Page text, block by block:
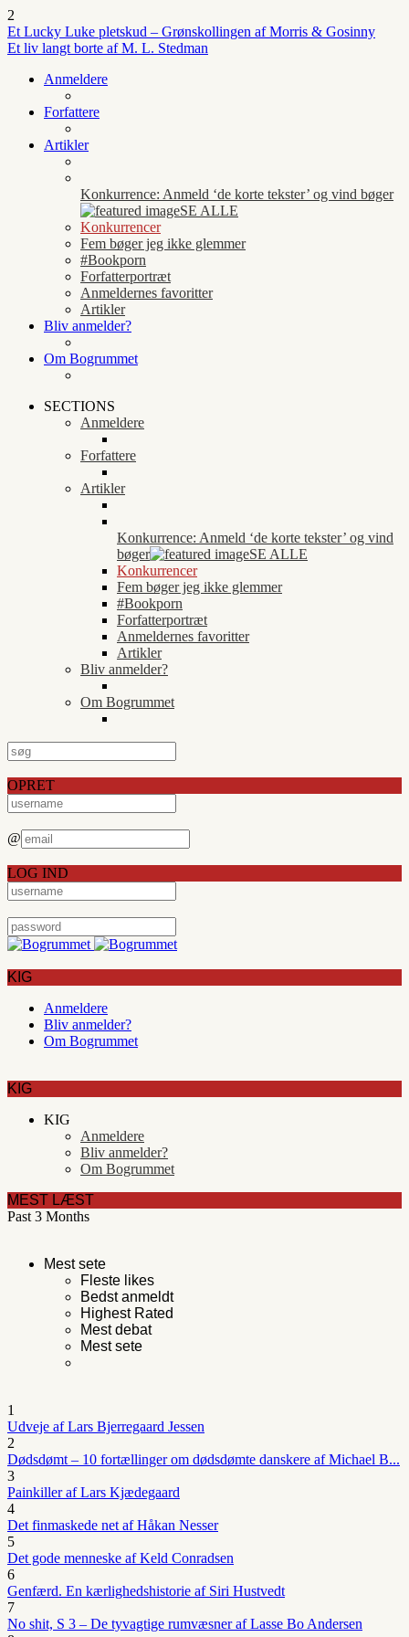
2
Et Lucky Luke pletskud – Grønskollingen af Morris & Gosinny
Et liv langt borte af M. L. Stedman
Anmeldere
Forfattere
Artikler
Konkurrence: Anmeld ‘de korte tekster’ og vind bøger
SE ALLE
Konkurrencer
Fem bøger jeg ikke glemmer
#Bookporn
Forfatterportræt
Anmeldernes favoritter
Artikler
Bliv anmelder?
Om Bogrummet
SECTIONS
Anmeldere
Forfattere
Artikler
Konkurrence: Anmeld ‘de korte tekster’ og vind
bøger
SE ALLE
Konkurrencer
Fem bøger jeg ikke glemmer
#Bookporn
Forfatterportræt
Anmeldernes favoritter
Artikler
Bliv anmelder?
Om Bogrummet
OPRET
@
LOG IND
KIG
Anmeldere
Bliv anmelder?
Om Bogrummet
KIG
KIG
Anmeldere
Bliv anmelder?
Om Bogrummet
MEST LÆST
Past 3 Months
Mest sete
Fleste likes
Bedst anmeldt
Highest Rated
Mest debat
Mest sete
1
Udveje af Lars Bjerregaard Jessen
2
Dødsdømt – 10 fortællinger om dødsdømte danskere af Michael B...
3
Painkiller af Lars Kjædegaard
4
Det finmaskede net af Håkan Nesser
5
Det gode menneske af Keld Conradsen
6
Genfærd. En kærlighedshistorie af Siri Hustvedt
7
No shit, S 3 – De tyvagtige rumvæsner af Lasse Bo Andersen